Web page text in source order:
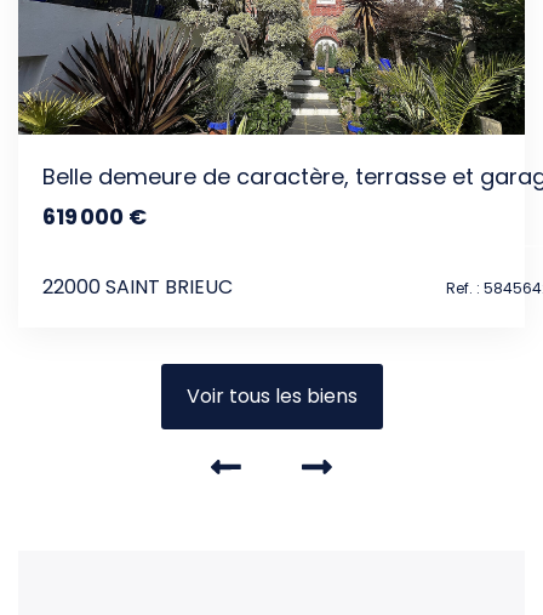
Belle demeure de caractère, terrasse et
619 000 €
22000 SAINT BRIEUC Ref. :
Voir tous les biens